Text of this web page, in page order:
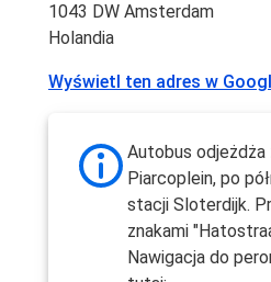
1043 DW Amsterdam
Holandia
Wyświetl ten adres w
Autobus
Piarcoplein, po
stacji Sloterdijk.
znakami
Nawigacja do